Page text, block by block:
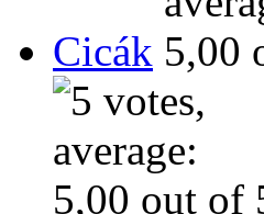
Cicák